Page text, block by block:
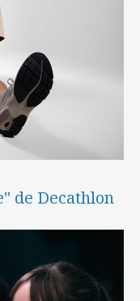
de Decathlon